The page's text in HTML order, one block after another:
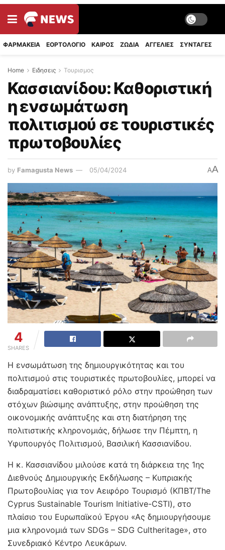
ΦΑΡΜΑΚΕΙΑ ΕΟΡΤΟΛΟΓΙΟ ΚΑΙΡΟΣ ΖΩΔΙΑ ΑΓΓΕΛΙΕΣ ΣΥΝΤΑΓΈΣ
Home Ειδησεις Τουρισμος
Κασσιανίδου: Καθοριστική
η ενσωμάτωση
πολιτισμού σε τουριστικές
πρωτοβουλίες
by Famagusta News 05/04/2024 AA
4
SHARES
H ενσωμάτωση της δημιουργικότητας και του
πολιτισμού στις τουριστικές πρωτοβουλίες, μπορεί να
διαδραματίσει καθοριστικό ρόλο στην προώθηση των
στόχων βιώσιμης ανάπτυξης, στην προώθηση της
οικονομικής ανάπτυξης και στη διατήρηση της
πολιτιστικής κληρονομιάς, δήλωσε την Πέμπτη, η
Υφυπουργός Πολιτισμού, Βασιλική Κασσιανίδου.
Η κ. Κασσιανίδου μιλούσε κατά τη διάρκεια της 1ης
Διεθνούς Δημιουργικής Εκδήλωσης – Κυπριακής
Πρωτοβουλίας για τον Αειφόρο Τουρισμό (ΚΠΒΤ/The
Cyprus Sustainable Tourism Initiative-CSTI), στο
πλαίσιο του Ευρωπαϊκού Έργου «Ας δημιουργήσουμε
μια κληρονομιά των SDGs – SDG Cultheritage», στο
Συνεδριακό Κέντρο Λευκάρων.